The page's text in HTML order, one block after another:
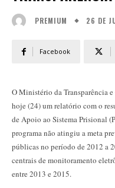
PREMIUM 26 DE
Facebook
O Ministério da Transparência
hoje (24) um relatório com o
de Apoio ao Sistema Prisional
programa não atingiu a meta
públicas no período de 2012 a
centrais de monitoramento
entre 2013 e 2015.